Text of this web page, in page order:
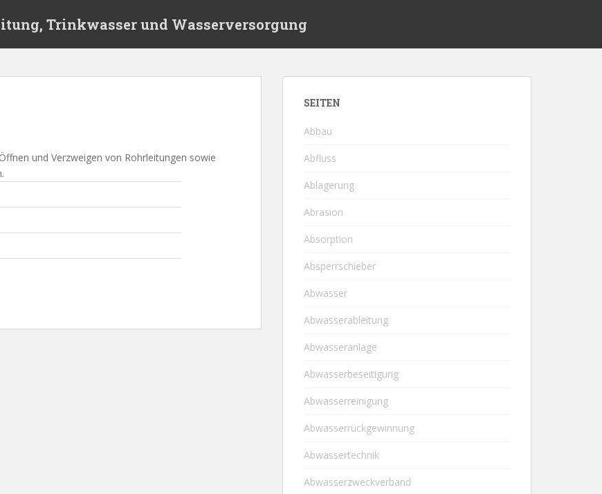
Trinkwasser und Wasserversorgung
und Verzweigen von Rohrleitungen sowie
SEITEN
Abbau
Abfluss
Ablagerung
Abrasion
Absorption
Absperrschieber
Abwasser
Abwasserableitung
Abwasseranlage
Abwasserbeseitigung
Abwasserreinigung
Abwasserrückgewinnung
Abwassertechnik
Abwasserzweckverband